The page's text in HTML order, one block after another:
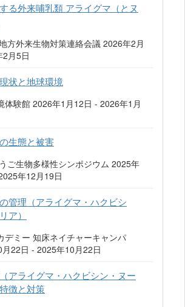
る外来哺乳類 アライグマ（とヌ
方外来生物対策連絡会議 2026年2月
月5日
状と地球環境
体験館 2026年1月12日 - 2026年1月
生態と被害
ご生物多様性シンポジウム 2025年
年12月19日
管理（アライグマ・ハクビシ
ア）
デミー 知床ネイチャーキャンパ
22日 - 2025年10月22日
アライグマ・ハクビシン・ヌー
徴と対策